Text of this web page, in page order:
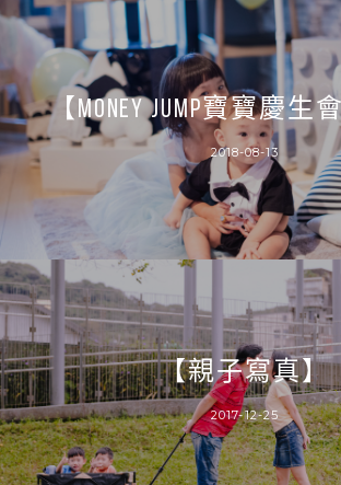
【MONEY JUMP寶寶慶
2018-08-13
【親子寫真】
2017-12-25